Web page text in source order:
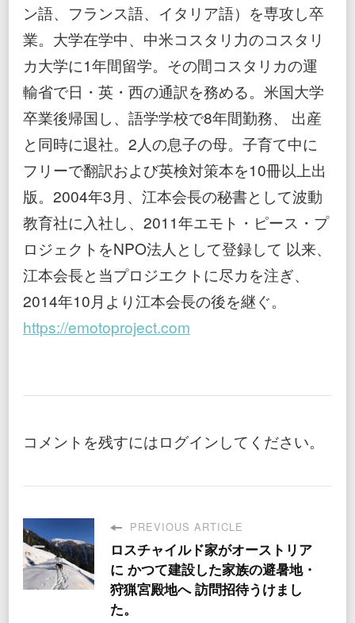
ン語、フランス語、イタリア語）を専攻し卒
業。大学在学中、中米コスタリ力のコスタリ
カ大学に1年間留学。その間コスタリカの運
輸省で日・英・西の通訳を務める。米国大学
卒業後帰国し、語学学校で8年間勤務、 出産
と同時に退社。2人の息子の母。子育て中に
フリーで翻訳および英検対策本を10冊以上出
版。2004年3月、江本会長の秘書として波動
教育社に入社し、2011年エモト・ピース・プ
ロジェクトをNPO法人として登録して 以来、
江本会長と当プロジエクトに尽カを注ぎ、
2014年10月より江本会長の後を継ぐ。
https://emotoproject.com
コメントを残すにはログインしてください。
PREVIOUS ARTICLE
ロスチャイルド家がオーストリア
に かつて建設した家族の避暑地・
狩猟宮殿地へ 訪問招待うけまし
た。